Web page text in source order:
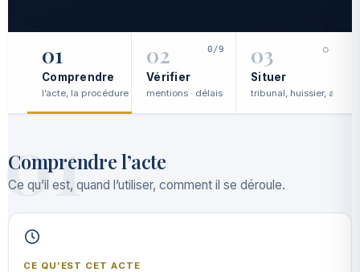
01
Comprendre
l’acte, la procédure
02
Vérifier
mentions · délais
0/9 03
Situer
tribunal, huissier, avocat
○
01
Comprendre l’acte
Ce qu’il est, quand l’utiliser, comment il se déroule.
CE QU’EST CET ACTE